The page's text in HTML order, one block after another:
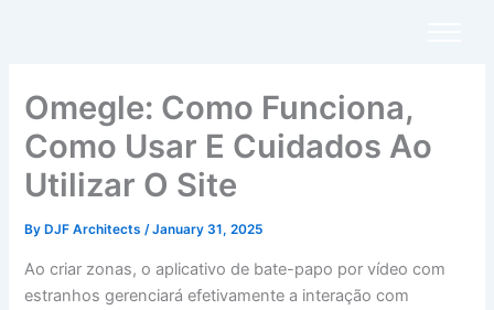
Omegle: Como Funciona,
Como Usar E Cuidados Ao
Utilizar O Site
By DJF Architects/January 31, 2025
Ao criar zonas, o aplicativo de bate-papo por vídeo com
estranhos gerenciará efetivamente a interação com